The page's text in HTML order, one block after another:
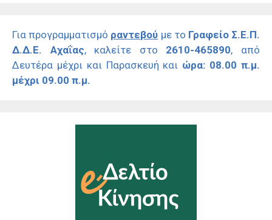
Για προγραμματισμό ραντεβού με το Γραφείο Σ.Ε.Π.
Δ.Δ.Ε. Αχαΐας, καλείτε στο 2610-465890, από
Δευτέρα μέχρι και Παρασκευή και ώρα: 08.00 π.μ.
μέχρι 09.00 π.μ.